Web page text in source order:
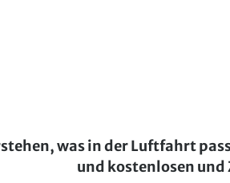
was in der Luftfahrt
und kostenlosen und